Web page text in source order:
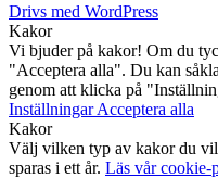
Drivs med WordPress
Kakor
Vi bjuder på kakor! Om du
"Acceptera alla". Du kan
genom att klicka på
InställningarAcceptera alla
Kakor
Välj vilken typ av kakor du
sparas i ett år. Läs vår cookie-